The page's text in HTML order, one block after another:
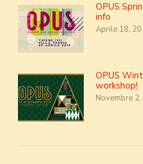
OPUS
info
Aprile 18,
OPUS
workshop!
Novembre